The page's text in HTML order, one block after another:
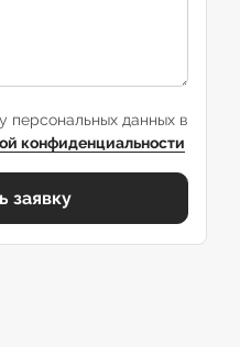
персональных данных в
конфиденциальности
заявку